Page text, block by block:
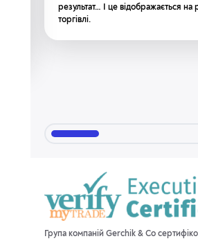
результат… І це відображається на
торгівлі.
Група компаній Gerchik & Co